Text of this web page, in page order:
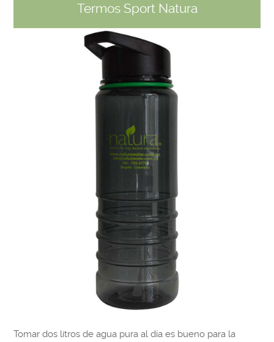
Termos Sport Natura
Tomar dos litros de agua pura al día es bueno para la